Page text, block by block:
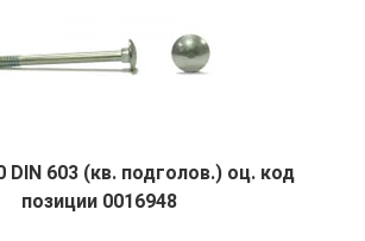
DIN 603 (кв. подголов.) оц. код
позиции 0016948